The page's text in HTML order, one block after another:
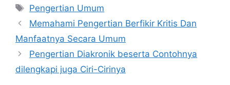
Tags
Pengertian Umum
Memahami Pengertian Berfikir Kritis Dan
Manfaatnya Secara Umum
Pengertian Diakronik beserta Contohnya
dilengkapi juga Ciri-Cirinya